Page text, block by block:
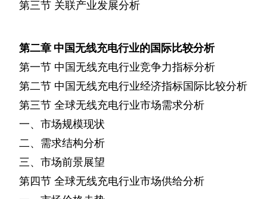
第三节 关联产业发展分析
第二章 中国无线充电行业的国际比较分析
第一节 中国无线充电行业竞争力指标分析
第二节 中国无线充电行业经济指标国际比较分析
第三节 全球无线充电行业市场需求分析
一、市场规模现状
二、需求结构分析
三、市场前景展望
第四节 全球无线充电行业市场供给分析